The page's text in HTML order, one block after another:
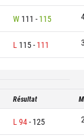
W 111 - 115
L 115- 111
Résultat
L 94- 125